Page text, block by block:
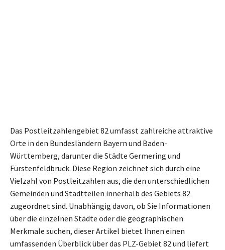
Das Postleitzahlengebiet 82 umfasst zahlreiche attraktive
Orte in den Bundesländern Bayern und Baden-
Württemberg, darunter die Städte Germering und
Fürstenfeldbruck. Diese Region zeichnet sich durch eine
Vielzahl von Postleitzahlen aus, die den unterschiedlichen
Gemeinden und Stadtteilen innerhalb des Gebiets 82
zugeordnet sind. Unabhängig davon, ob Sie Informationen
über die einzelnen Städte oder die geographischen
Merkmale suchen, dieser Artikel bietet Ihnen einen
umfassenden Überblick über das PLZ-Gebiet 82 und liefert